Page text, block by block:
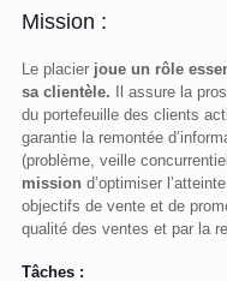
Mission :
Le placier joue un rôle
sa clientèle. Il assure la
du portefeuille des clients
garantie la remontée
(problème, veille
mission d’optimiser
objectifs de vente et de
qualité des ventes et par la
Tâches :